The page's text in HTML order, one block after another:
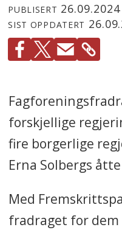
PUBLISERT
SIST OPPDATERT
forskjellige
fire borgerlige
Erna Solbergs
Med
fradraget for dem